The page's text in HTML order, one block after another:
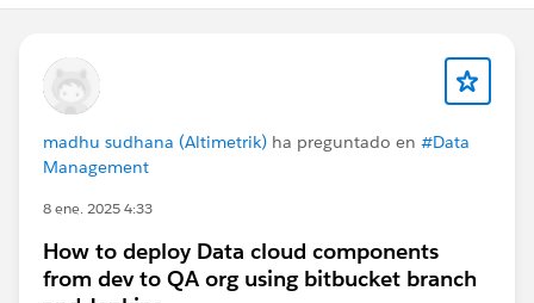
madhu sudhana (Altimetrik) ha preguntado en #Data
Management
8 ene. 2025 4:33
How to deploy Data cloud components
from dev to QA org using bitbucket branch